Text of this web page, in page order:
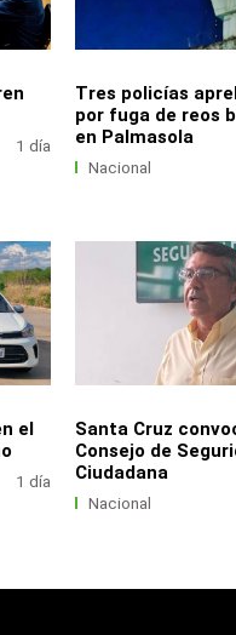
1 día
Tres policías
por fuga de reos
en Palmasola
Nacional
el
1 día
Santa Cruz
Consejo de
Ciudadana
Nacional